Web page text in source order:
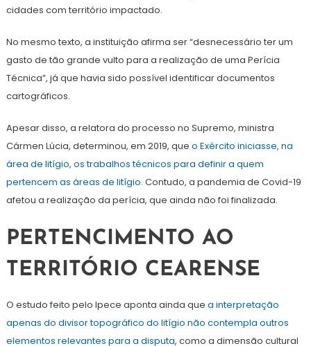
cidades com território impactado.
No mesmo texto, a instituição afirma ser “desnecessário ter um
gasto de tão grande vulto para a realização de uma Perícia
Técnica”, já que havia sido possível identificar documentos
cartográficos.
Apesar disso, a relatora do processo no Supremo, ministra
Cármen Lúcia, determinou, em 2019, que o Exército iniciasse, na
área de litígio, os trabalhos técnicos para definir a quem
pertencem as áreas de litígio. Contudo, a pandemia de Covid-19
afetou a realização da perícia, que ainda não foi finalizada.
PERTENCIMENTO AO
TERRITÓRIO CEARENSE
O estudo feito pelo Ipece aponta ainda que a interpretação
apenas do divisor topográfico do litígio não contempla outros
elementos relevantes para a disputa, como a dimensão cultural